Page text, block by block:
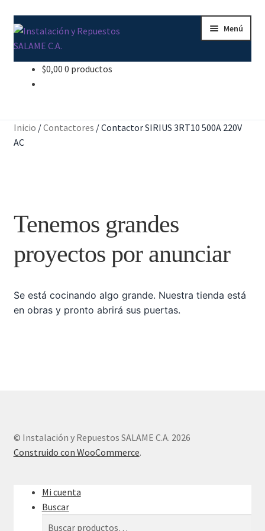
Ir
a
la
navegación
Ir
al
contenido
Menú
Contacto
Mi cuenta
Nosotros
Sample Page
$0,00 0 productos
Inicio /Contactores /Contactor SIRIUS 3RT10 500A 220V
AC
Tenemos grandes
proyectos por anunciar
Se está cocinando algo grande. Nuestra tienda está
en obras y pronto abrirá sus puertas.
© Instalación y Repuestos SALAME C.A. 2026
Construido con WooCommerce.
Mi cuenta
Buscar